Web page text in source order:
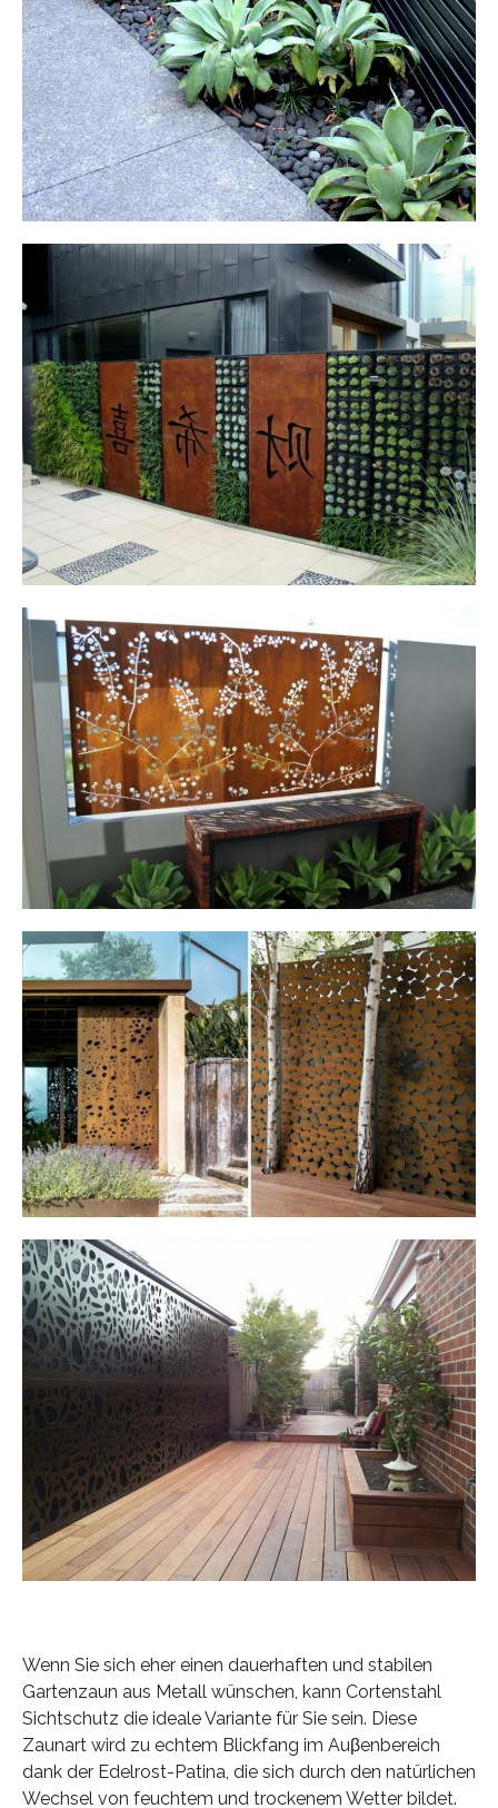
Wenn Sie sich eher einen dauerhaften und stabilen
Gartenzaun aus Metall wünschen, kann Cortenstahl
Sichtschutz die ideale Variante für Sie sein. Diese
Zaunart wird zu echtem Blickfang im Auβenbereich
dank der Edelrost-Patina, die sich durch den natürlichen
Wechsel von feuchtem und trockenem Wetter bildet.